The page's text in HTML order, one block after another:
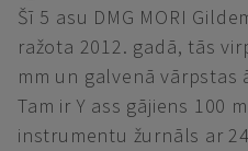
Šī 5 asu DMG MORI
ražota 2012. gadā, tās
mm un galvenā vārpstas
Tam ir Y ass gājiens 100
instrumentu žurnāls ar